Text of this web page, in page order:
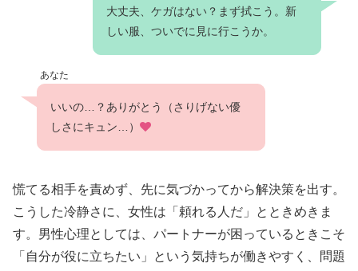
大丈夫、ケガはない？まず拭こう。新
しい服、ついでに見に行こうか。
あなた
いいの…？ありがとう（さりげない優
しさにキュン…）
慌てる相手を責めず、先に気づかってから解決策を出す。
こうした冷静さに、女性は「頼れる人だ」とときめきま
す。男性心理としては、パートナーが困っているときこそ
「自分が役に立ちたい」という気持ちが働きやすく、問題